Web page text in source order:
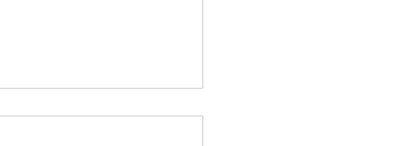
臨時休業のお知らせ】